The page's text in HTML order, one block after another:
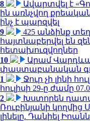
8
Ավարտվել է
ին առնչվող
ինչ է պարզվել
9
425 անձինք
հայտնաբերվել են
հետախուզվողներ
10
Արամ
փաստաբանական
1
Ջուր չի լինի
հուլիսի 29-ը ժամը
2
Խստորեն
Ռուբինյանի կողմից
լինելը. Դանիել